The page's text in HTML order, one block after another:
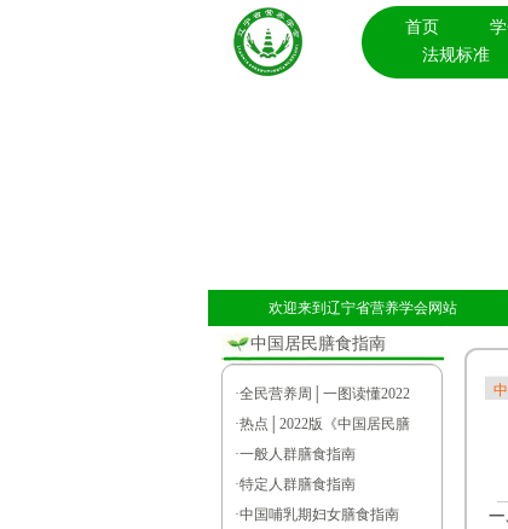
首页
法规标准
欢迎来到辽宁省营养学会网站
中国居民膳食指南
·全民营养周│一图读懂2022
·热点│2022版《中国居民膳
·一般人群膳食指南
·特定人群膳食指南
·中国哺乳期妇女膳食指南
一